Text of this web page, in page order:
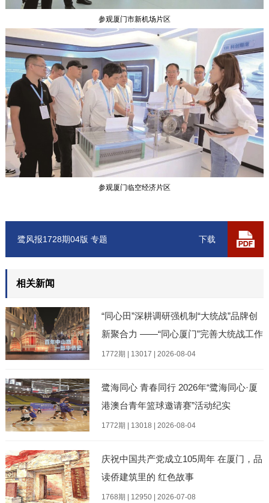
参观厦门市新机场片区
参观厦门临空经济片区
下载
鹭风报1728期04版 专题
相关新闻
“同心田”深耕调研强机制“大统战”品牌创
新聚合力 ——“同心厦门”完善大统战工作
格局现场专题调研暨“137”全域实践阶段
1772期 | 13017 | 2026-08-04
鹭海同心 青春同行 2026年“鹭海同心·厦
港澳台青年篮球邀请赛”活动纪实
1772期 | 13018 | 2026-08-04
庆祝中国共产党成立105周年 在厦门，品
读侨建筑里的 红色故事
1768期 | 12950 | 2026-07-08